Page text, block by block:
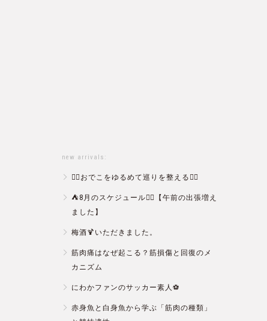
new arrivals:
💆‍♀️おでこをゆるめて巡りを整える💆‍♂️
⛺️8月のスケジュール🏄‍♂️【午前の出張増え
ました】
梅酒🍹いただきました。
筋肉痛はなぜ起こる？筋損傷と回復のメ
カニズム
にわかファンのサッカー素人⚽️
赤身魚と白身魚から学ぶ「筋肉の種類」